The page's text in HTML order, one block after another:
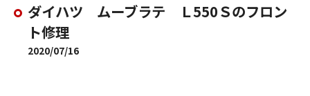
ダイハツ ムーブラテ Ｌ550Ｓのフロン
ト修理
2020/07/16